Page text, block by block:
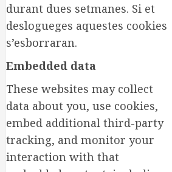
durant dues setmanes. Si et
deslogueges aquestes cookies
s’esborraran.
Embedded data
These websites may collect
data about you, use cookies,
embed additional third-party
tracking, and monitor your
interaction with that